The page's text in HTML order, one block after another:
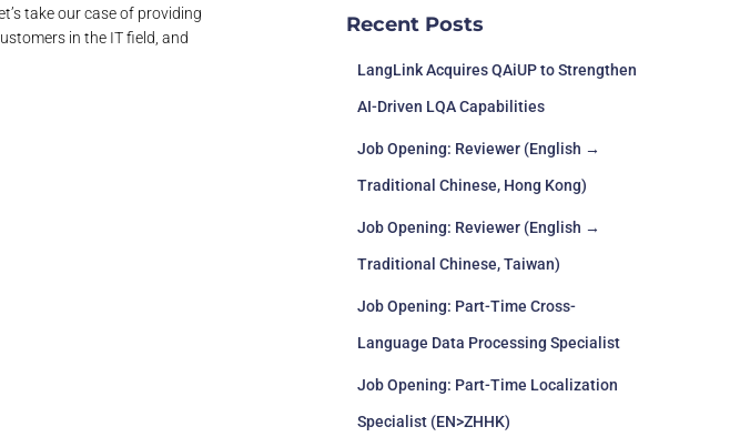
take our case of providing
in the IT field, and
Recent Posts
LangLink Acquires QAiUP to Strengthen
AI-Driven LQA Capabilities
Job Opening: Reviewer (English →
Traditional Chinese, Hong Kong)
Job Opening: Reviewer (English →
Traditional Chinese, Taiwan)
Job Opening: Part-Time Cross-
Language Data Processing Specialist
Job Opening: Part-Time Localization
Specialist (EN>ZHHK)